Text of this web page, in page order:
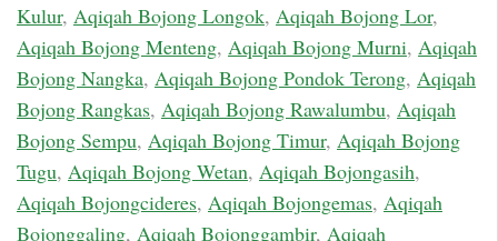
Kulur, Aqiqah Bojong Longok, Aqiqah Bojong Lor,
Aqiqah Bojong Menteng, Aqiqah Bojong Murni, Aqiqah
Bojong Nangka, Aqiqah Bojong Pondok Terong, Aqiqah
Bojong Rangkas, Aqiqah Bojong Rawalumbu, Aqiqah
Bojong Sempu, Aqiqah Bojong Timur, Aqiqah Bojong
Tugu, Aqiqah Bojong Wetan, Aqiqah Bojongasih,
Aqiqah Bojongcideres, Aqiqah Bojongemas, Aqiqah
Bojonggaling, Aqiqah Bojonggambir, Aqiqah